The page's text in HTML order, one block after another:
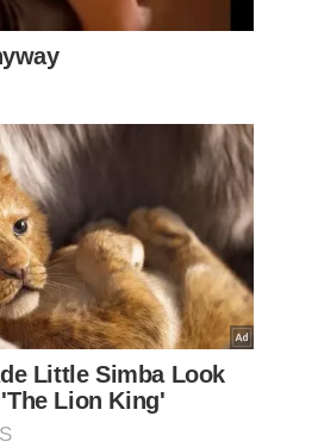
de difusores, velas aromáticas e sprays